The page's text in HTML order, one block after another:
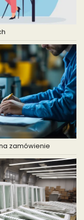
zamówienie